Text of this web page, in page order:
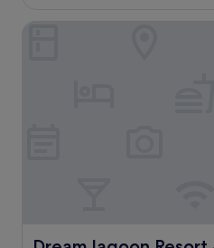
Bewertungen)
Dream lagoon Resort &